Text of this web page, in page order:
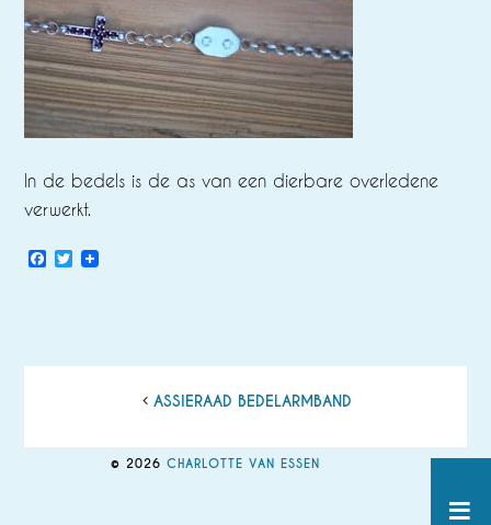
In de bedels is de as van een dierbare overledene
verwerkt.
Facebook
Twitter
ASSIERAAD BEDELARMBAND
© 2026 CHARLOTTE VAN ESSEN